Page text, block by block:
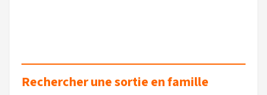
Rechercher une sortie en famille